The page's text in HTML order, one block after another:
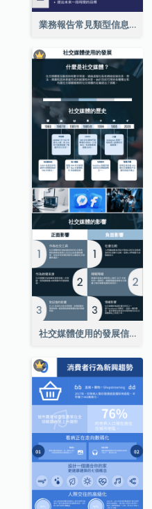
業務報告常見類型信息圖表
社交媒體使用的發展信息圖表